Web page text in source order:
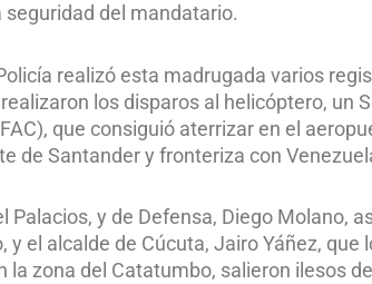
seguridad del mandatario.
realizó esta madrugada varios
los disparos al helicóptero, un
que consiguió aterrizar en el
de Santander y fronteriza con
Palacios, y de Defensa, Diego Molano,
y el alcalde de Cúcuta, Jairo Yáñez, que
la zona del Catatumbo, salieron ilesos